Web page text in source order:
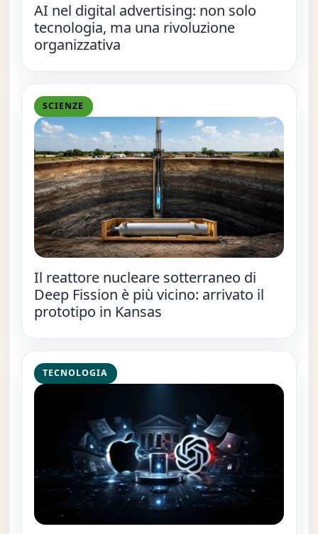
AI nel digital advertising: non solo
tecnologia, ma una rivoluzione
organizzativa
SCIENZE
Il reattore nucleare sotterraneo di
Deep Fission è più vicino: arrivato il
prototipo in Kansas
TECNOLOGIA